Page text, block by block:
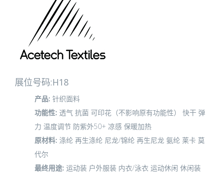
展位号码:H18
产品: 针织面料
功能性: 透气 抗菌 可印花（不影响原有功能性） 快干 弹
力 温度调节 防紫外50+ 凉感 保暖加热
原材料: 涤纶 再生涤纶 尼龙/锦纶 再生尼龙 氨纶 莱卡 莫
代尔
最终用途: 运动装 户外服装 内衣/泳衣 运动休闲 休闲装